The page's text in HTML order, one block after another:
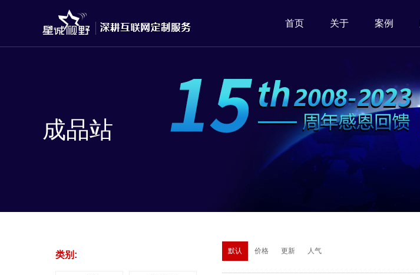
首页 关于 案例
成品站
类别: 默认 价格 更新 人气